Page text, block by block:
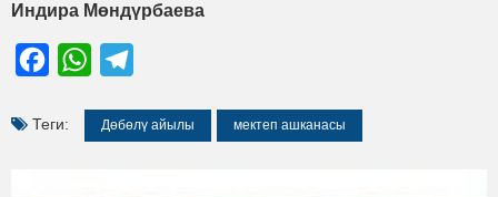
Индира Мөндүрбаева
FacebookWhatsApp
Теги: Дөбөлү айылы мектеп ашканасы